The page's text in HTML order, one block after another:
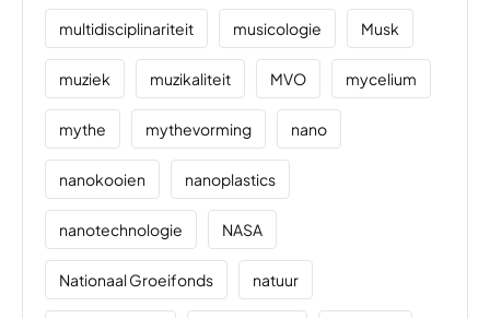
multidisciplinariteit musicologie Musk
muziek muzikaliteit MVO mycelium
mythe mythevorming nano
nanokooien nanoplastics
nanotechnologie NASA
Nationaal Groeifonds natuur